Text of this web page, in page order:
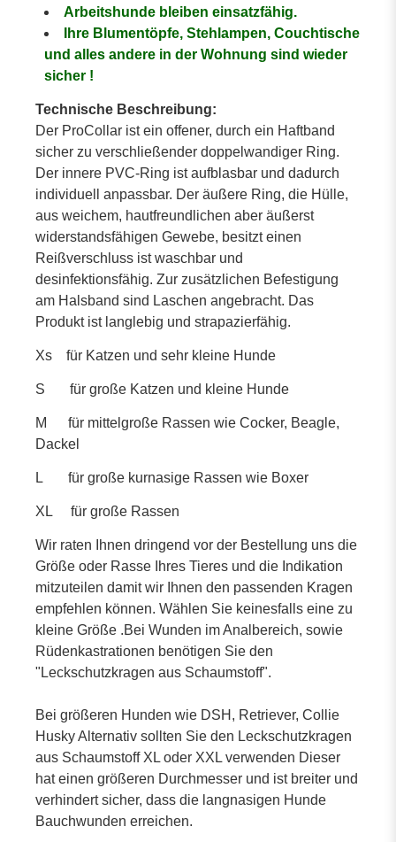
Arbeitshunde bleiben einsatzfähig.
Ihre Blumentöpfe, Stehlampen, Couchtische
und alles andere in der Wohnung sind wieder
sicher !
Technische Beschreibung:
Der ProCollar ist ein offener, durch ein Haftband
sicher zu verschließender doppelwandiger Ring.
Der innere PVC-Ring ist aufblasbar und dadurch
individuell anpassbar. Der äußere Ring, die Hülle,
aus weichem, hautfreundlichen aber äußerst
widerstandsfähigen Gewebe, besitzt einen
Reißverschluss ist waschbar und
desinfektionsfähig. Zur zusätzlichen Befestigung
am Halsband sind Laschen angebracht. Das
Produkt ist langlebig und strapazierfähig.
Xs für Katzen und sehr kleine Hunde
S für große Katzen und kleine Hunde
M für mittelgroße Rassen wie Cocker, Beagle,
Dackel
L für große kurnasige Rassen wie Boxer
XL für große Rassen
Wir raten Ihnen dringend vor der Bestellung uns die
Größe oder Rasse Ihres Tieres und die Indikation
mitzuteilen damit wir Ihnen den passenden Kragen
empfehlen können. Wählen Sie keinesfalls eine zu
kleine Größe .Bei Wunden im Analbereich, sowie
Rüdenkastrationen benötigen Sie den
"Leckschutzkragen aus Schaumstoff".
Bei größeren Hunden wie DSH, Retriever, Collie
Husky Alternativ sollten Sie den Leckschutzkragen
aus Schaumstoff XL oder XXL verwenden Dieser
hat einen größeren Durchmesser und ist breiter und
verhindert sicher, dass die langnasigen Hunde
Bauchwunden erreichen.